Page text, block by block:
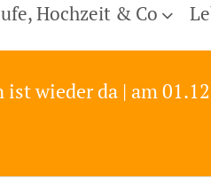
Hochzeit & Co
wieder da | am